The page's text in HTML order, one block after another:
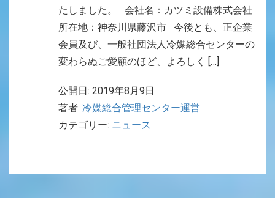
たしました。 会社名：カツミ設備株式会社
所在地：神奈川県藤沢市 今後とも、正企業
会員及び、一般社団法人冷媒総合センターの
変わらぬご愛顧のほど、よろしく […]
公開日: 2019年8月9日
著者: 冷媒総合管理センター運営
カテゴリー: ニュース